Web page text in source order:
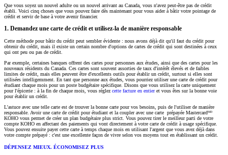
Que vous soyez un nouvel adulte ou un nouvel arrivant au Canada, vous n'avez peut-être pas de crédit
établi. Voici cinq choses que vous pouvez faire dès maintenant pour vous aider à bâtir votre pointage de
crédit et servir de base à votre avenir financier.
1. Demandez une carte de crédit et utilisez-la de manière responsable
Cette méthode pour bâtir du crédit peut sembler évidente : nous avons déjà dit qu'il faut du crédit pour
obtenir du crédit, mais il existe un certain nombre d'options de cartes de crédit qui sont destinées à ceux
qui ont peu ou pas de crédit.
Par exemple, certaines banques offrent des cartes pour personnes aux études, ainsi que des cartes pour les
nouveaux résidents du Canada. Ces cartes sont souvent assorties de taux d'intérêt élevés et de faibles
limites de crédit, mais elles peuvent être d'excellents outils pour établir un crédit, surtout si elles sont
utilisées intelligemment. En tant que personne aux études, vous pourriez utiliser une carte de crédit pour
étudiant chaque mois pour un poste budgétaire spécifique. Disons que vous utilisez la carte uniquement
pour l'épicerie : à la fin de chaque mois, vous réglez cette facture en entieret vous êtes sur la bonne voie
pour établir un crédit.
L'astuce avec une telle carte est de trouver la bonne carte pour vos besoins, puis de l'utiliser de manière
responsable. Avoir une carte de crédit pour étudiant et la coupler avec une carte prépayée Mastercardᴹᴰ
KOHO vous permet de créer un plan budgétaire plus strict. Vous pouvez tirer le meilleur parti de votre
compte KOHO en affectant des paiements qui vont directement à votre carte de crédit à usage spécifique.
Vous pouvez ensuite payer cette carte à temps chaque mois en utilisant l'argent que vous avez déjà dans
votre compte prépayé : c'est une excellente façon de vivre selon vos moyens tout en établissant un crédit.
DÉPENSEZ MIEUX. ÉCONOMISEZ PLUS